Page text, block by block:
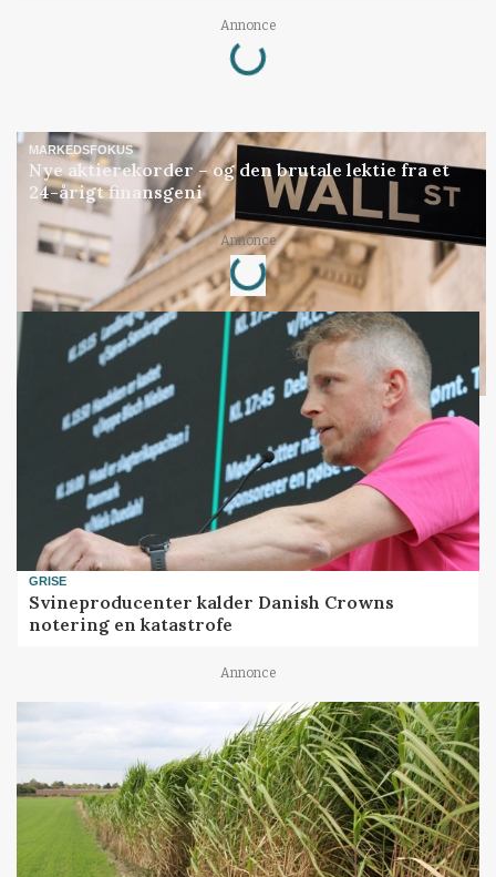
Annonce
Loading...
MARKEDSFOKUS
Nye aktierekorder – og den brutale lektie fra et
24-årigt finansgeni
Annonce
Loading...
GRISE
Svineproducenter kalder Danish Crowns
notering en katastrofe
Annonce